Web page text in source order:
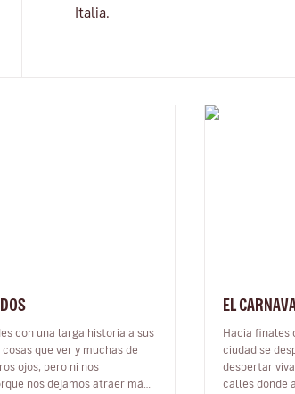
Italia.
con una larga historia a sus
que ver y muchas de
ojos, pero ni nos
nos dejamos atraer más
EL
Hacia finales
ciudad se
despertar
calles donde